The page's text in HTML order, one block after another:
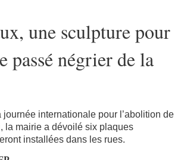
une sculpture pour
passé négrier de la
journée internationale pour l’abolition de
la mairie a dévoilé six plaques
installées dans les rues.